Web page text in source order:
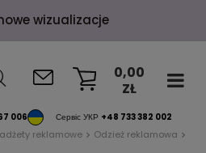
wizualizacje
006 Сервіс УКР +48 733 382 002
0,00
ZŁ
reklamowe Odzież reklamowa